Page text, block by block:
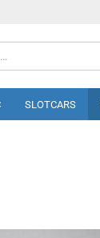
SLOTCARS